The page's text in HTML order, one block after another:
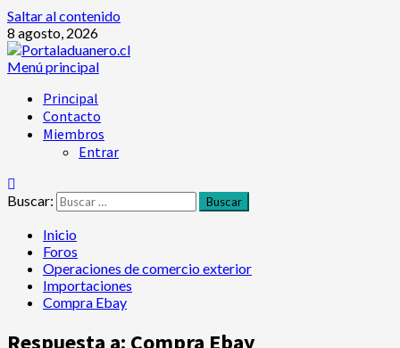
Saltar al contenido
8 agosto, 2026
Menú principal
Principal
Contacto
Miembros
Entrar
Buscar:
Inicio
Foros
Operaciones de comercio exterior
Importaciones
Compra Ebay
Respuesta a: Compra Ebay